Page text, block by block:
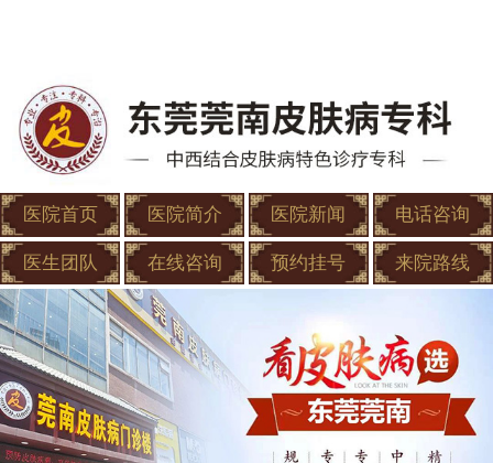
医院首页 医院简介 医院新闻 电话咨询
医生团队 在线咨询 预约挂号 来院路线